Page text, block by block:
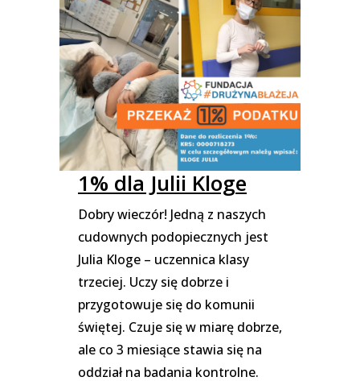
1% dla Julii Kloge
Dobry wieczór! Jedną z naszych
cudownych podopiecznych jest
Julia Kloge – uczennica klasy
trzeciej. Uczy się dobrze i
przygotowuje się do komunii
świętej. Czuje się w miarę dobrze,
ale co 3️ miesiące stawia się na
oddział na badania kontrolne.